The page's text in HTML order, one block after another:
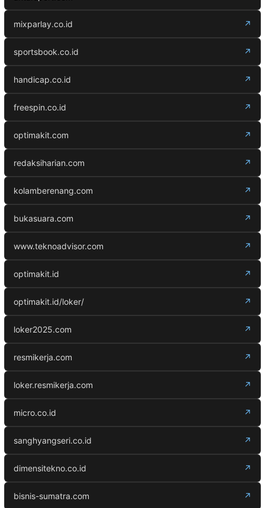
mixparlay.co.id ↗
sportsbook.co.id ↗
handicap.co.id ↗
freespin.co.id ↗
optimakit.com ↗
redaksiharian.com ↗
kolamberenang.com ↗
bukasuara.com ↗
www.teknoadvisor.com ↗
optimakit.id ↗
optimakit.id/loker/ ↗
loker2025.com ↗
resmikerja.com ↗
loker.resmikerja.com ↗
micro.co.id ↗
sanghyangseri.co.id ↗
dimensitekno.co.id ↗
bisnis-sumatra.com ↗